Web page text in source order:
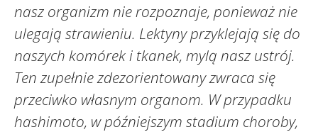
nasz organizm nie rozpoznaje, ponieważ nie
ulegają strawieniu. Lektyny przyklejają się do
naszych komórek i tkanek, mylą nasz ustrój.
Ten zupełnie zdezorientowany zwraca się
przeciwko własnym organom. W przypadku
hashimoto, w późniejszym stadium choroby,